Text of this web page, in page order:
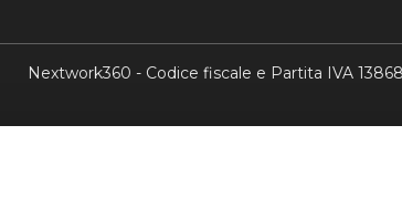
Nextwork360 - Codice fiscale e Partita IVA